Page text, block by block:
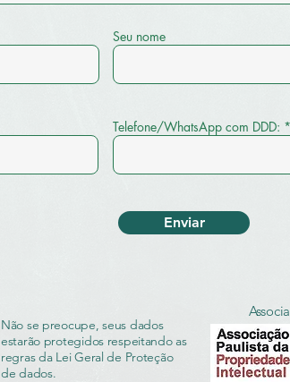
Seu nome
Telefone/WhatsApp com DDD:
Enviar
Não se preocupe, seus dados
estarão protegidos respeitando as
regras da Lei Geral de Proteção
de dados.